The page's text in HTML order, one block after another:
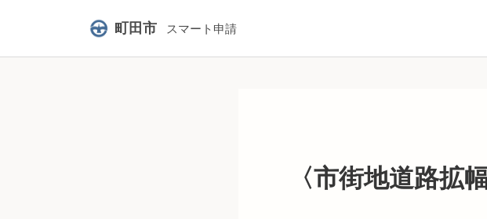
町田市 スマート申請
〈市街地道路拡